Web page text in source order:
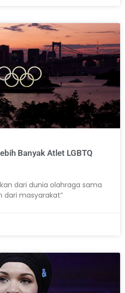
Banyak Atlet LGBTQ
dari dunia olahraga sama
dari masyarakat”